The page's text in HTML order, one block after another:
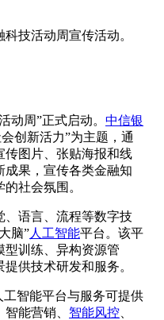
技活动周宣传活动。
动周”正式启动。 中信银
创新活力”为主题，通
传图片、张贴海报和线
成果，宣传各类金融知
社会氛围。
、语言、流程等数字技
脑”人工智能平台。该平
型训练、异构资源管
供技术研发和服务。
智能平台与服务可提供
能营销、 智能风控